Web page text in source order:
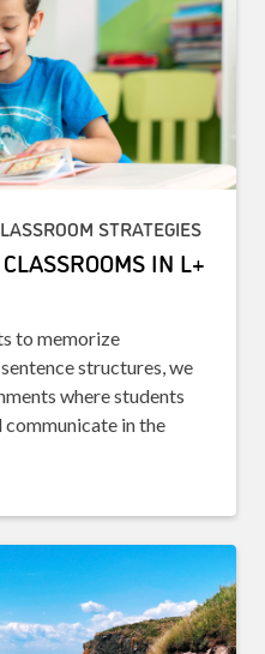
STRATEGIES
IN L+
to memorize
structures, we
where students
in the